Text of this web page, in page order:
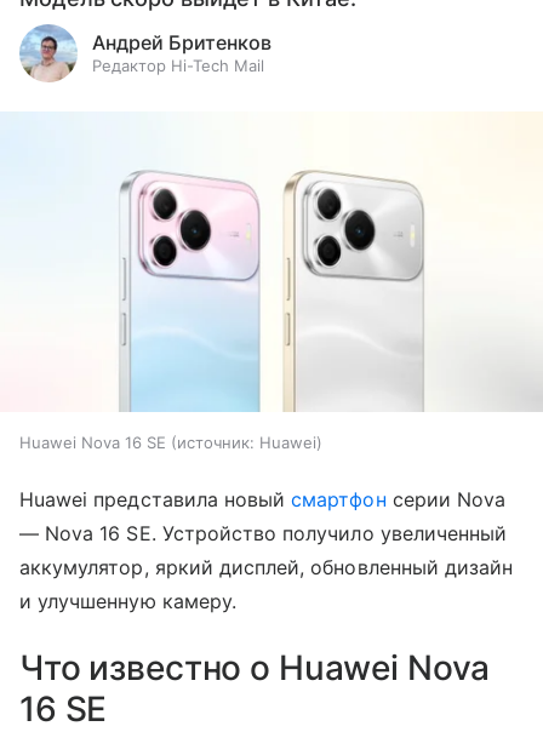
Андрей Бритенков
Редактор Hi-Tech Mail
Huawei Nova 16 SE источник: Huawei
Huawei представила новыйсмартфон серии Nova
— Nova 16 SE. Устройство получило увеличенный
аккумулятор, яркий дисплей, обновленный дизайн
и улучшенную камеру.
Что известно о Huawei Nova
16 SE